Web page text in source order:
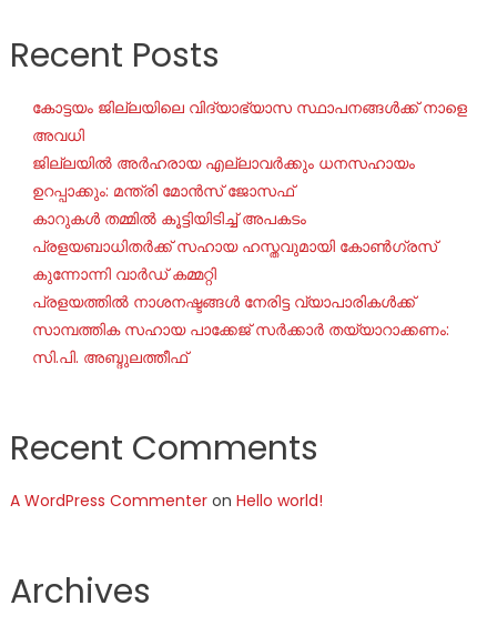
Recent Posts
കോട്ടയം ജില്ലയിലെ വിദ്യാഭ്യാസ സ്ഥാപനങ്ങൾക്ക് നാളെ
അവധി
ജില്ലയില്‍ അര്‍ഹരായ എല്ലാവര്‍ക്കും ധനസഹായം
ഉറപ്പാക്കും: മന്ത്രി മോന്‍സ് ജോസഫ്
കാറുകൾ തമ്മിൽ കൂട്ടിയിടിച്ച് അപകടം
പ്രളയബാധിതർക്ക് സഹായ ഹസ്തവുമായി കോൺഗ്രസ്
കുന്നോന്നി വാർഡ് കമ്മറ്റി
പ്രളയത്തിൽ നാശനഷ്ടങ്ങൾ നേരിട്ട വ്യാപാരികൾക്ക്
സാമ്പത്തിക സഹായ പാക്കേജ് സർക്കാർ തയ്യാറാക്കണം:
സി.പി. അബ്ദുലത്തീഫ്
Recent Comments
A WordPress Commenteron Hello world!
Archives